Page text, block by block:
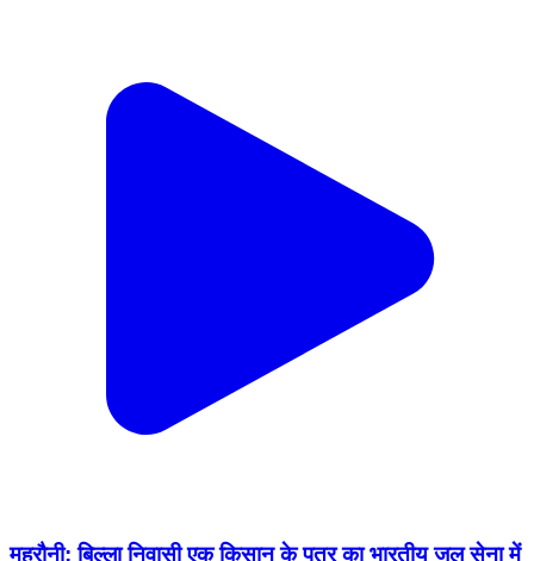
महरौनी: बिल्ला निवासी एक किसान के पुत्र का भारतीय जल सेना में